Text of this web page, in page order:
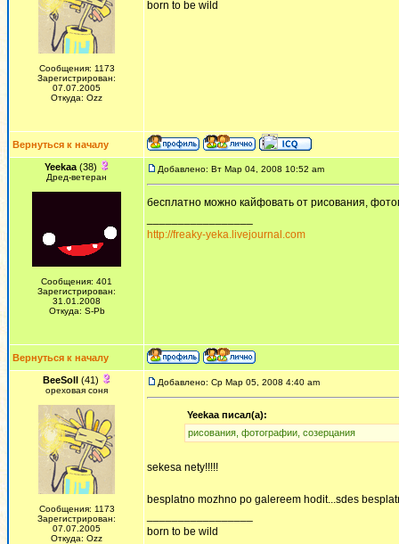
Сообщения: 1173
Зарегистрирован:
07.07.2005
Откуда: Ozz
born to be wild
Вернуться к началу
Yeekaa(38)
Дред-ветеран
Сообщения: 401
Зарегистрирован:
31.01.2008
Откуда: S-Pb
Добавлено: Вт Мар 04, 2008 10:52 am
бесплатно можно кайфовать от рисования,
http://freaky-yeka.livejournal.com
Вернуться к началу
BeeSoll(41)
ореховая соня
Сообщения: 1173
Зарегистрирован:
07.07.2005
Откуда: Ozz
Добавлено: Ср Мар 05, 2008 4:40 am
Yeekaa писал(а):
рисования, фотографии, созерцания
sekesa nety!!!!!
besplatno mozhno po galereem hodit...sdes
born to be wild